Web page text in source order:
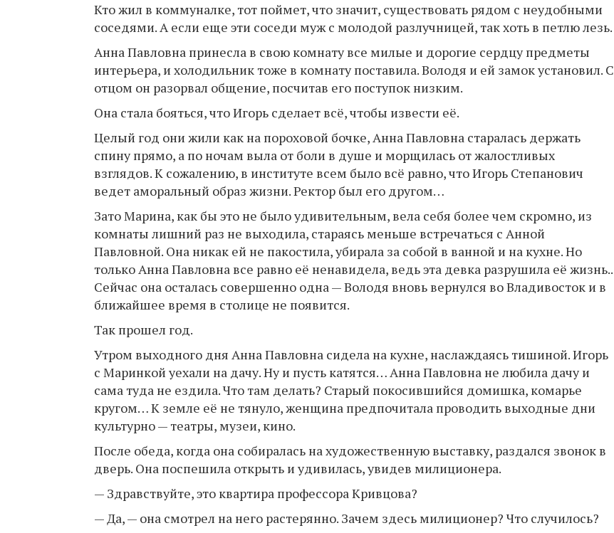
Кто жил в коммуналке, тот поймет, что значит, существовать рядом с неудобными
соседями. А если еще эти соседи муж с молодой разлучницей, так хоть в петлю лезь.
Анна Павловна принесла в свою комнату все милые и дорогие сердцу предметы
интерьера, и холодильник тоже в комнату поставила. Володя и ей замок установил. С
отцом он разорвал общение, посчитав его поступок низким.
Она стала бояться, что Игорь сделает всё, чтобы извести её.
Целый год они жили как на пороховой бочке, Анна Павловна старалась держать
спину прямо, а по ночам выла от боли в душе и морщилась от жалостливых
взглядов. К сожалению, в институте всем было всё равно, что Игорь Степанович
ведет аморальный образ жизни. Ректор был его другом…
Зато Марина, как бы это не было удивительным, вела себя более чем скромно, из
комнаты лишний раз не выходила, стараясь меньше встречаться с Анной
Павловной. Она никак ей не пакостила, убирала за собой в ванной и на кухне. Но
только Анна Павловна все равно её ненавидела, ведь эта девка разрушила её жизнь..
Сейчас она осталась совершенно одна — Володя вновь вернулся во Владивосток и в
ближайшее время в столице не появится.
Так прошел год.
Утром выходного дня Анна Павловна сидела на кухне, наслаждаясь тишиной. Игорь
с Маринкой уехали на дачу. Ну и пусть катятся… Анна Павловна не любила дачу и
сама туда не ездила. Что там делать? Старый покосившийся домишка, комарье
кругом… К земле её не тянуло, женщина предпочитала проводить выходные дни
культурно — театры, музеи, кино.
После обеда, когда она собиралась на художественную выставку, раздался звонок в
дверь. Она поспешила открыть и удивилась, увидев милиционера.
— Здравствуйте, это квартира профессора Кривцова?
— Да, — она смотрел на него растерянно. Зачем здесь милиционер? Что случилось?